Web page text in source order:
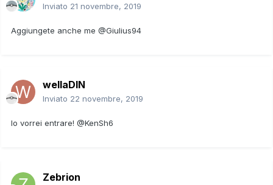
Inviato 21 novembre, 2019
Aggiungete anche me @Giulius94
wellaDIN
Inviato 22 novembre, 2019
Io vorrei entrare! @KenSh6
Zebrion